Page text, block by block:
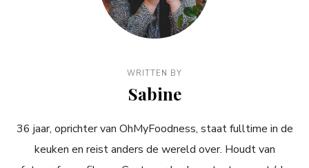
WRITTEN BY
Sabine
36 jaar, oprichter van OhMyFoodness, staat fulltime in de
keuken en reist anders de wereld over. Houdt van